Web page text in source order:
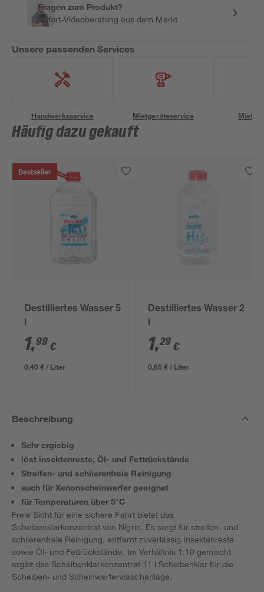
Fragen zum Produkt?
Sofort-Videoberatung aus dem Markt
Unsere passenden Services
Handwerksservice Mietgeräteservice
Häufig dazu gekauft
Bestseller
Destilliertes Wasser 5
l
1,99 €
0,40 € / Liter
Destilliertes Wasser 2
l
1,29 €
0,65 € / Liter
Beschreibung
Sehr ergiebig
löst insektenreste, Öl- und Fettrückstände
Streifen- und schlierenfreie Reinigung
auch für Xenonscheinwerfer geeignet
für Temperaturen über 5°C
Freie Sicht für eine sichere Fahrt bietet das
Scheibenklarkonzentrat von Nigrin. Es sorgt für streifen- und
schlierenfreie Reinigung, entfernt zuverlässig Insektenreste
sowie Öl- und Fettrückstände. Im Verhältnis 1:10 gemischt
ergibt das Scheibenklarkonzentrat 11 l Scheibenklar für die
Scheiben- und Scheinwerferwaschanlage.